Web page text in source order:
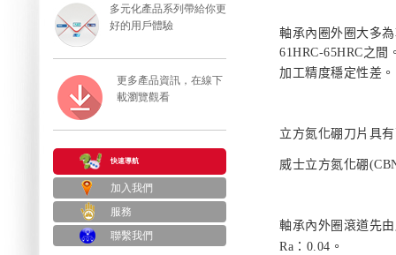
多元化產品系列帶給你更
好的用戶體驗
更多產品資訊，在線下
載瀏覽觀看
快速導航
加入我們
服務
聯繫我們
軸承內圈外圈大多
61HRC-65HRC之間
加工精度穩定性差。
立方氮化硼刀片具
威士立方氮化硼
軸承內外圈滾道先
Ra ： 0.04 。